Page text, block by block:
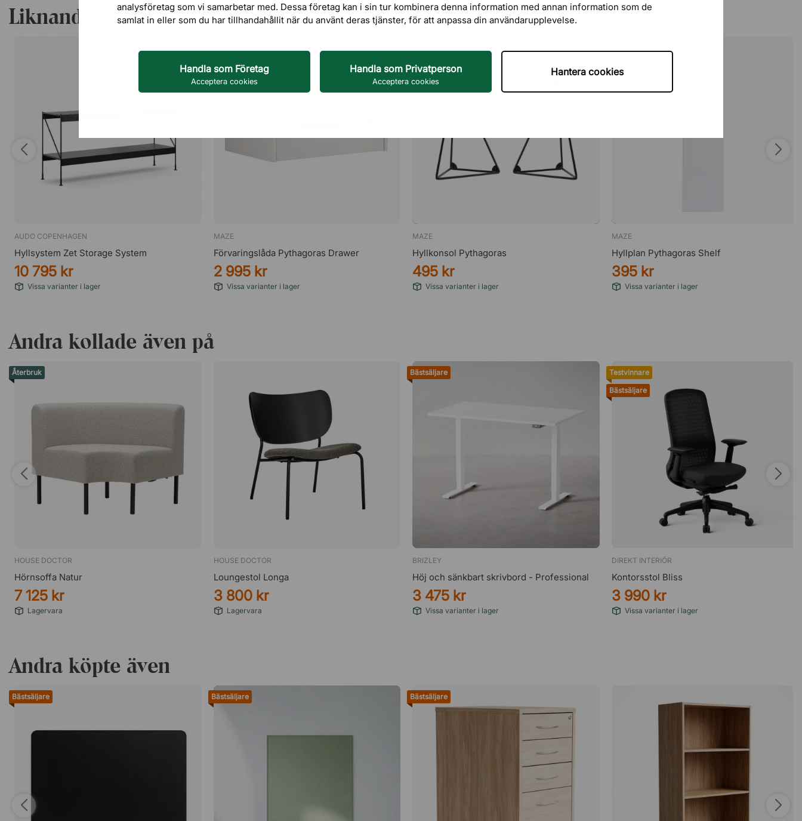
analysföretag som vi samarbetar med. Dessa företag kan i sin tur kombinera denna information med annan information som de
samlat in eller som du har tillhandahållit när du använt deras tjänster, för att anpassa din användarupplevelse.
Handla som Företag
Acceptera cookies
Handla som Privatperson
Acceptera cookies
Hantera cookies
Liknande produkter
AUDO COPENHAGEN
Hyllsystem Zet Storage System
10 795 kr
Vissa varianter i lager
MAZE
Förvaringslåda Pythagoras Drawer
2 995 kr
Vissa varianter i lager
MAZE
Hyllkonsol Pythagoras
495 kr
Vissa varianter i lager
MAZE
Hyllplan Pythagoras Shelf
395 kr
Vissa varianter i lager
Andra kollade även på
Återbruk
HOUSE DOCTOR
Hörnsoffa Natur
7 125 kr
Lagervara
HOUSE DOCTOR
Loungestol Longa
3 800 kr
Lagervara
Bästsäljare
BRIZLEY
Höj och sänkbart skrivbord - Professional
3 475 kr
Vissa varianter i lager
Testvinnare
Bästsäljare
DIREKT INTERIÖR
Kontorsstol Bliss
3 990 kr
Vissa varianter i lager
Andra köpte även
Bästsäljare Bästsäljare Bästsäljare